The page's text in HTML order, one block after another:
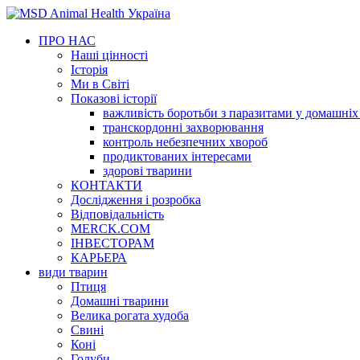
ПРО НАС
Наші цінності
Iсторія
Ми в Світі
Показові історії
важливість боротьби з паразитами у
транскордонні захворювання
контроль небезпечних хвороб
продиктованих інтересами
здорові тварини
КОНТАКТИ
Дослідження і розробка
Відповідальність
MERCK.COM
ІНВЕСТОРАМ
КАРЬЕРА
види тварин
Птиця
Домашні тварини
Велика рогата худоба
Свині
Коні